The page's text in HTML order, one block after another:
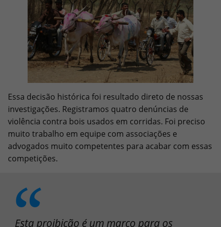
Essa decisão histórica foi resultado direto de nossas
investigações. Registramos quatro denúncias de
violência contra bois usados ​​em corridas. Foi preciso
muito trabalho em equipe com associações e
advogados muito competentes para acabar com essas
competições.
Esta proibição é um marco para os